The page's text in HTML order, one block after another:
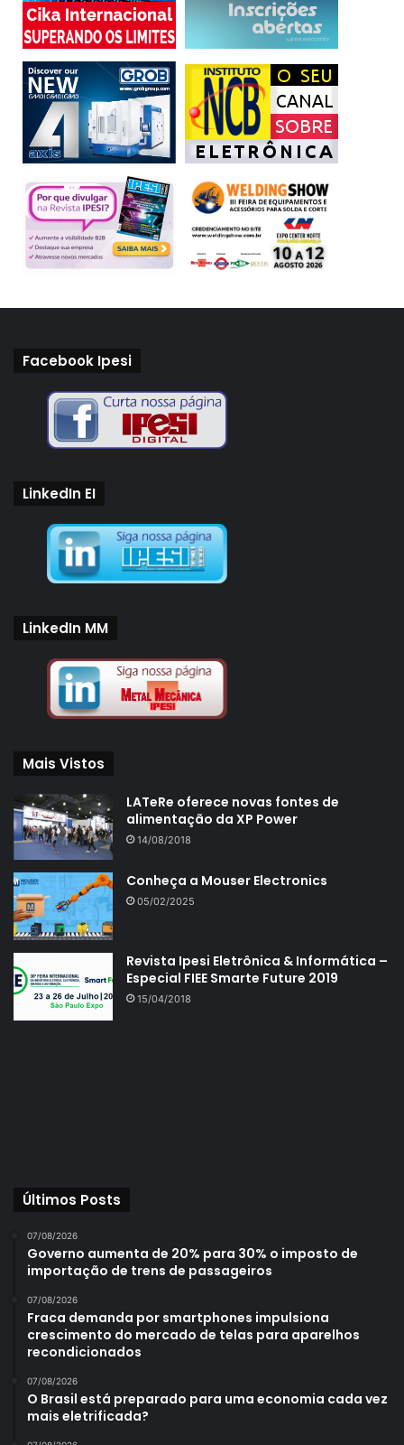
Facebook Ipesi
LinkedIn EI
LinkedIn MM
Mais Vistos
LATeRe oferece novas fontes de
alimentação da XP Power
14/08/2018
Conheça a Mouser Electronics
05/02/2025
Revista Ipesi Eletrônica & Informática –
Especial FIEE Smarte Future 2019
15/04/2018
Últimos Posts
07/08/2026
Governo aumenta de 20% para 30% o imposto de
importação de trens de passageiros
07/08/2026
Fraca demanda por smartphones impulsiona
crescimento do mercado de telas para aparelhos
recondicionados
07/08/2026
O Brasil está preparado para uma economia cada vez
mais eletrificada?